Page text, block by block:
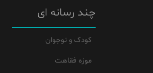
چند رسانه ای
کودک و نوجوان
موزه فقاهت